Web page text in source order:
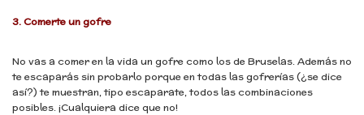
3. Comerte un gofre
No vas a comer en la vida un gofre como los de Bruselas. Además no
te escaparás sin probarlo porque en todas las gofrerías (¿se dice
así?) te muestran, tipo escaparate, todos las combinaciones
posibles. ¡Cualquiera dice que no!